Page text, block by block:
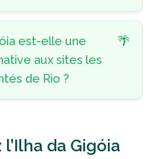
est-elle une
aux sites les
de Rio ?
da Gigóia